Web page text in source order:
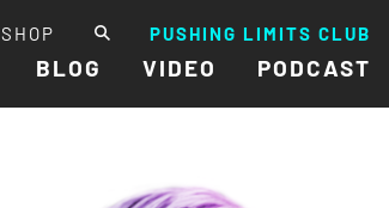
SHOP PUSHING LIMITS CLUB
BLOG VIDEO PODCAST